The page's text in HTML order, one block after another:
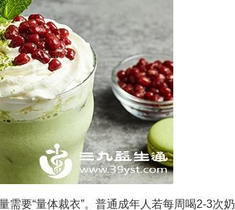
要“量体裁衣”。普通成年人若每周喝2-3次奶